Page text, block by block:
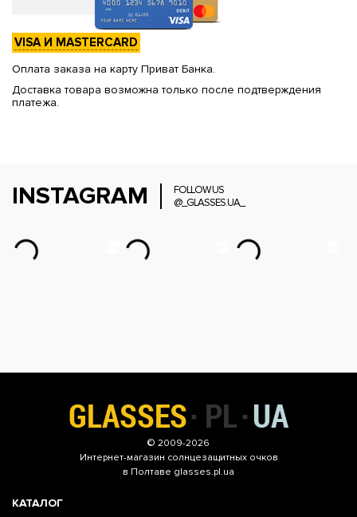
VISA И MASTERCARD
Оплата заказа на карту Приват Банка.
Доставка товара возможна только после подтверждения
платежа.
INSTAGRAM
FOLLOW US
@_GLASSES.UA_
© 2009-2026
Интернет-магазин солнцезащитных очков
в Полтаве glasses.pl.ua
КАТАЛОГ